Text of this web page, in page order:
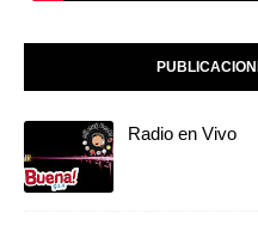
Radio en Vivo